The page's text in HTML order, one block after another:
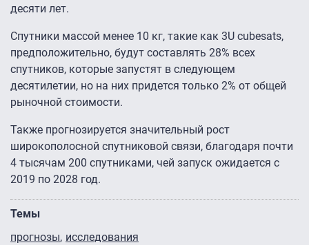
десяти лет.
Спутники массой менее 10 кг, такие как 3U cubesats,
предположительно, будут составлять 28% всех
спутников, которые запустят в следующем
десятилетии, но на них придется только 2% от общей
рыночной стоимости.
Также прогнозируется значительный рост
широкополосной спутниковой связи, благодаря почти
4 тысячам 200 спутниками, чей запуск ожидается с
2019 по 2028 год.
Темы
прогнозы исследования